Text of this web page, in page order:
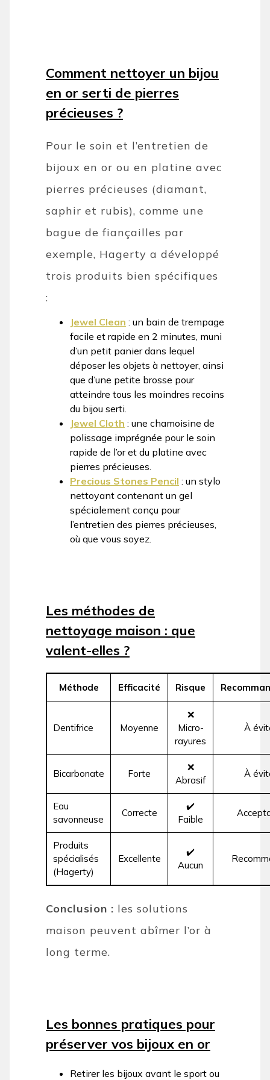
Comment nettoyer un bijou
en or serti de pierres
précieuses ?
Pour le soin et l’entretien de
bijoux en or ou en platine avec
pierres précieuses (diamant,
saphir et rubis), comme une
bague de fiançailles par
exemple, Hagerty a développé
trois produits bien spécifiques
:
Jewel Clean : un bain de trempage
facile et rapide en 2 minutes, muni
d’un petit panier dans lequel
déposer les objets à nettoyer, ainsi
que d’une petite brosse pour
atteindre tous les moindres recoins
du bijou serti.
Jewel Cloth : une chamoisine de
polissage imprégnée pour le soin
rapide de l’or et du platine avec
pierres précieuses.
Precious Stones Pencil : un stylo
nettoyant contenant un gel
spécialement conçu pour
l’entretien des pierres précieuses,
où que vous soyez.
Les méthodes de
nettoyage maison : que
valent-elles ?
Méthode Efficacité Risque
Dentifrice Moyenne
❌
Micro-
rayures
À
Bicarbonate Forte
❌
Abrasif
À
Eau
savonneuse
Correcte
✔️
Faible
Produits
spécialisés
(Hagerty)
Excellente
✔️
Aucun
Conclusion : les solutions
maison peuvent abîmer l’or à
long terme.
Les bonnes pratiques pour
préserver vos bijoux en or
Retirer les bijoux avant le sport ou